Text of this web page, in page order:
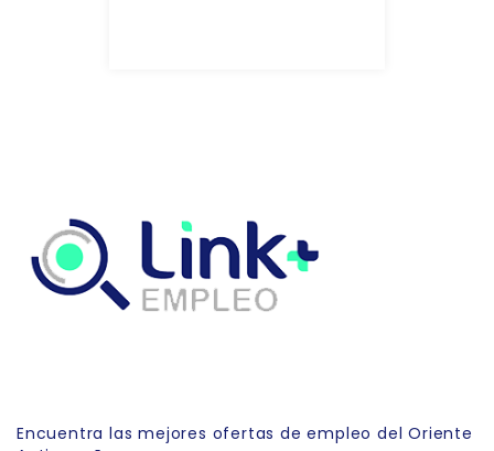
Encuentra las mejores ofertas de empleo del Oriente